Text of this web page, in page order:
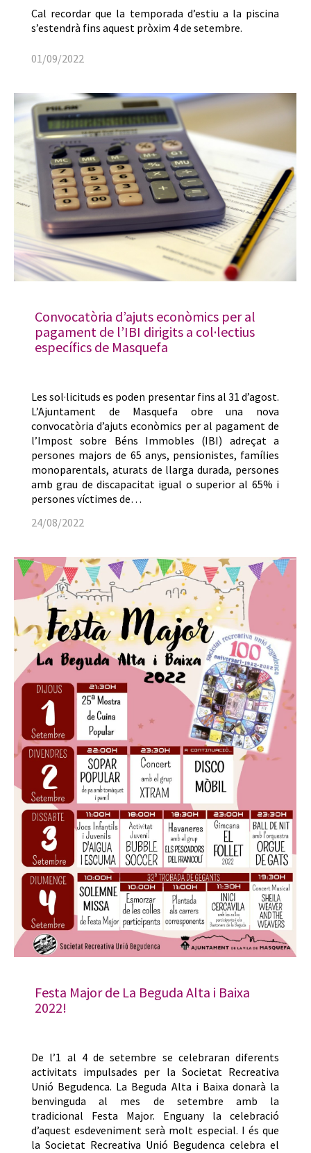
Cal recordar que la temporada d’estiu a la piscina
s’estendrà fins aquest pròxim 4 de setembre.
01/09/2022
Convocatòria d’ajuts econòmics per al
pagament de l’IBI dirigits a col·lectius
específics de Masquefa
Les sol·licituds es poden presentar fins al 31 d’agost.
L’Ajuntament de Masquefa obre una nova
convocatòria d’ajuts econòmics per al pagament de
l’Impost sobre Béns Immobles (IBI) adreçat a
persones majors de 65 anys, pensionistes, famílies
monoparentals, aturats de llarga durada, persones
amb grau de discapacitat igual o superior al 65% i
persones víctimes de…
24/08/2022
Festa Major de La Beguda Alta i Baixa
2022!
De l’1 al 4 de setembre se celebraran diferents
activitats impulsades per la Societat Recreativa
Unió Begudenca. La Beguda Alta i Baixa donarà la
benvinguda al mes de setembre amb la
tradicional Festa Major. Enguany la celebració
d’aquest esdeveniment serà molt especial. I és que
la Societat Recreativa Unió Begudenca celebra el